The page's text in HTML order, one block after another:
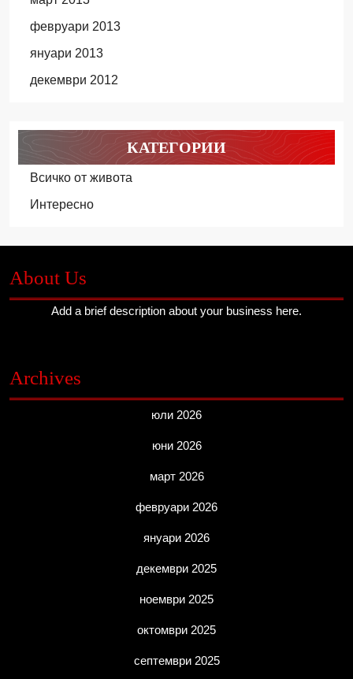
февруари 2013
януари 2013
декември 2012
КАТЕГОРИИ
Всичко от живота
Интересно
About Us
Add a brief description about your business here.
Archives
юли 2026
юни 2026
март 2026
февруари 2026
януари 2026
декември 2025
ноември 2025
октомври 2025
септември 2025